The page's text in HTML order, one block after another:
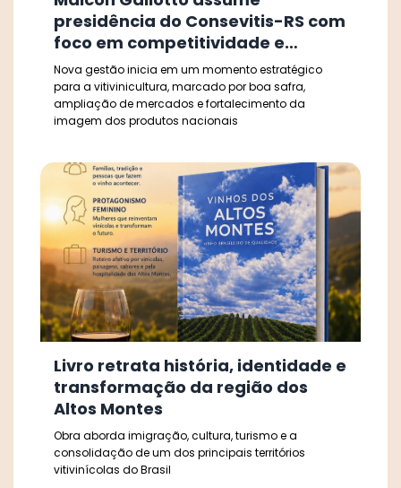
presidência do Consevitis-RS com
foco em competitividade e
valorização do vinho brasileiro
Nova gestão inicia em um momento estratégico
para a vitivinicultura, marcado por boa safra,
ampliação de mercados e fortalecimento da
imagem dos produtos nacionais
Livro retrata história, identidade e
transformação da região dos
Altos Montes
Obra aborda imigração, cultura, turismo e a
consolidação de um dos principais territórios
vitivinícolas do Brasil